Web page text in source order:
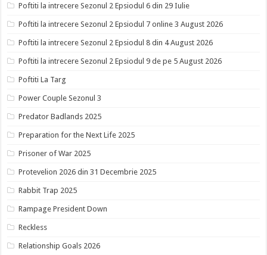
Poftiti la intrecere Sezonul 2 Epsiodul 6 din 29 Iulie
Poftiti la intrecere Sezonul 2 Epsiodul 7 online 3 August 2026
Poftiti la intrecere Sezonul 2 Epsiodul 8 din 4 August 2026
Poftiti la intrecere Sezonul 2 Epsiodul 9 de pe 5 August 2026
Poftiti La Targ
Power Couple Sezonul 3
Predator Badlands 2025
Preparation for the Next Life 2025
Prisoner of War 2025
Protevelion 2026 din 31 Decembrie 2025
Rabbit Trap 2025
Rampage President Down
Reckless
Relationship Goals 2026